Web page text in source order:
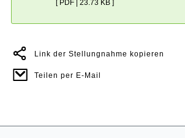
[ PDF | 23.73 KB ]
Link der Stellungnahme kopieren
Teilen per E-Mail